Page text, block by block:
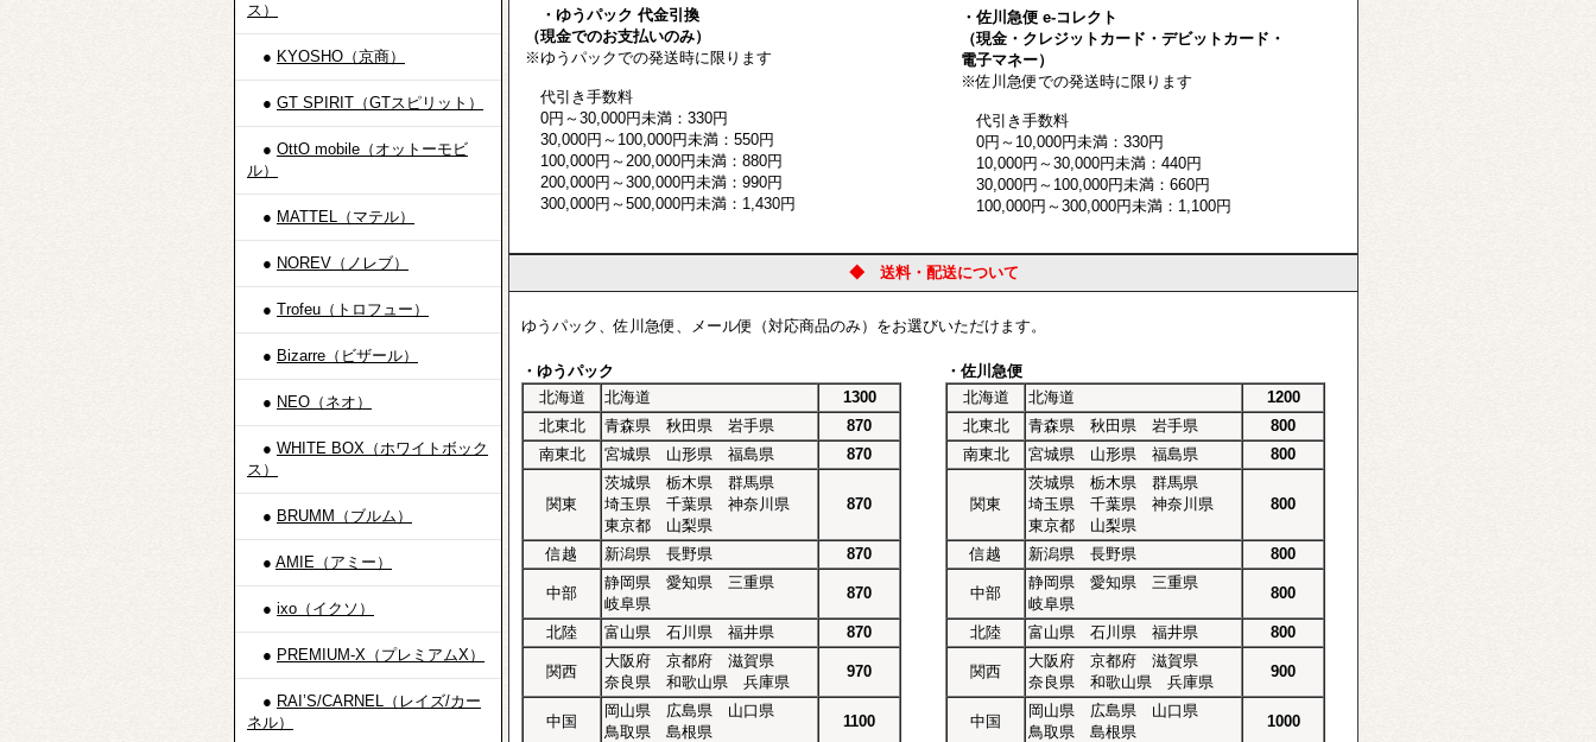
ス）
● KYOSHO（京商）
● GT SPIRIT（GTスピリット）
● OttO mobile（オットーモビ
ル）
● MATTEL（マテル）
● NOREV（ノレブ）
● Trofeu（トロフュー）
● Bizarre（ビザール）
● NEO（ネオ）
● WHITE BOX（ホワイトボック
ス）
● BRUMM（ブルム）
● AMIE（アミー）
● ixo（イクソ）
● PREMIUM-X（プレミアムX）
● RAI’S/CARNEL（レイズ/カー
ネル）
・ゆうパック 代金引換
（現金でのお支払いのみ）
※ゆうパックでの発送時に限ります
代引き手数料
0円～30,000円未満：330円
30,000円～100,000円未満：550円
100,000円～200,000円未満：880円
200,000円～300,000円未満：990円
300,000円～500,000円未満：1,430円
・佐川急便 e-コレクト
（現金・クレジットカード・デビットカード・
電子マネー）
※佐川急便での発送時に限ります
代引き手数料
0円～10,000円未満：330円
10,000円～30,000円未満：440円
30,000円～100,000円未満：660円
100,000円～300,000円未満：1,100円
◆ 送料・配送について
ゆうパック、佐川急便、メール便（対応商品のみ）をお選びいただけます。
・ゆうパック
北海道
北海道
1300
北東北
青森県 秋田県 岩手県
870
南東北
宮城県 山形県 福島県 870
関東
茨城県 栃木県 群馬県
埼玉県 千葉県 神奈川県
東京都 山梨県
870
信越 新潟県 長野県 870
中部
静岡県 愛知県 三重県
岐阜県
870
北陸 富山県 石川県 福井県 870
関西
大阪府 京都府 滋賀県
奈良県 和歌山県 兵庫県
970
中国
岡山県 広島県 山口県
鳥取県 島根県
1100
・佐川急便
北海道
北海道
1200
北東北
青森県 秋田県 岩手県
800
南東北
宮城県 山形県 福島県 800
関東
茨城県 栃木県 群馬県
埼玉県 千葉県 神奈川県
東京都 山梨県
800
信越 新潟県 長野県 800
中部
静岡県 愛知県 三重県
岐阜県
800
北陸 富山県 石川県 福井県 800
関西
大阪府 京都府 滋賀県
奈良県 和歌山県 兵庫県
900
中国
岡山県 広島県 山口県
鳥取県 島根県
1000